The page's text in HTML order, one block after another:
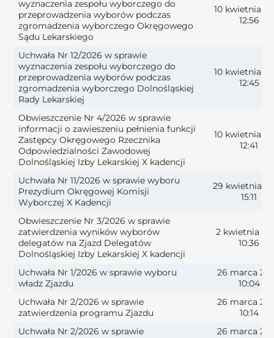
wyznaczenia zespołu wyborczego do
przeprowadzenia wyborów podczas
zgromadzenia wyborczego Okręgowego
Sądu Lekarskiego
10 kwietnia
12:56
Uchwała Nr 12/2026 w sprawie
wyznaczenia zespołu wyborczego do
przeprowadzenia wyborów podczas
zgromadzenia wyborczego Dolnośląskiej
Rady Lekarskiej
10 kwietnia
12:45
Obwieszczenie Nr 4/2026 w sprawie
informacji o zawieszeniu pełnienia funkcji
Zastępcy Okręgowego Rzecznika
Odpowiedzialności Zawodowej
Dolnośląskiej Izby Lekarskiej X kadencji
10 kwietnia
12:41
Uchwała Nr 11/2026 w sprawie wyboru
Prezydium Okręgowej Komisji
Wyborczej X Kadencji
29 kwietnia
15:11
Obwieszczenie Nr 3/2026 w sprawie
zatwierdzenia wyników wyborów
delegatów na Zjazd Delegatów
Dolnośląskiej Izby Lekarskiej X kadencji
2 kwietnia
10:36
Uchwała Nr 1/2026 w sprawie wyboru
władz Zjazdu
26 marca
10:04
Uchwała Nr 2/2026 w sprawie
zatwierdzenia programu Zjazdu
26 marca
10:14
Uchwała Nr 2/2026 w sprawie
26 marca